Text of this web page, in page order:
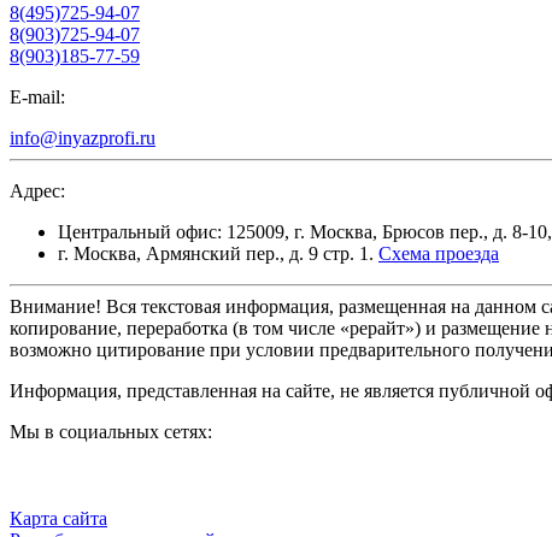
8(495)725-94-07
8(903)725-94-07
8(903)185-77-59
E-mail:
info@inyazprofi.ru
Адрес:
Центральный офис: 125009, г. Москва, Брюсов пер., д. 8-10,
г. Москва, Армянский пер., д. 9 стр. 1. Схема проезда
Внимание! Вся текстовая информация, размещенная на данном
копирование, переработка (в том числе «рерайт») и
возможно цитирование при условии предварительного
Информация, представленная на сайте, не является публичной
Мы в социальных сетях:
Карта сайта